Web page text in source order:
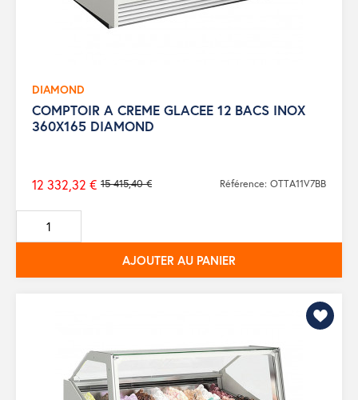
DIAMOND
COMPTOIR A CREME GLACEE 12 BACS INOX
360X165 DIAMOND
Prix
de
base
15 415,40 €
12 332,32 € Référence: OTTA11V7BB
AJOUTER AU PANIER